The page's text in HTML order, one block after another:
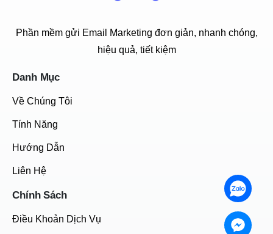
Phần mềm gửi Email Marketing đơn giản, nhanh chóng,
hiệu quả, tiết kiệm
Danh Mục
Về Chúng Tôi
Tính Năng
Hướng Dẫn
Liên Hệ
Chính Sách
Điều Khoản Dịch Vụ